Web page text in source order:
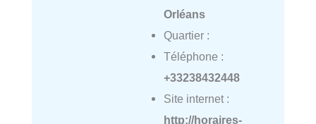
Orléans
Quartier :
Téléphone :
+33238432448
Site internet :
http://horaires-